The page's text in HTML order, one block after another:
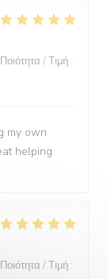
Ποιότητα / Τιμή :
my own
helping
Ποιότητα / Τιμή :